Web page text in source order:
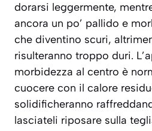
dorarsi leggermente,
ancora un po’ pallido e
che diventino scuri,
risulteranno troppo duri.
morbidezza al centro è
cuocere con il calore
solidificheranno
lasciateli riposare sulla